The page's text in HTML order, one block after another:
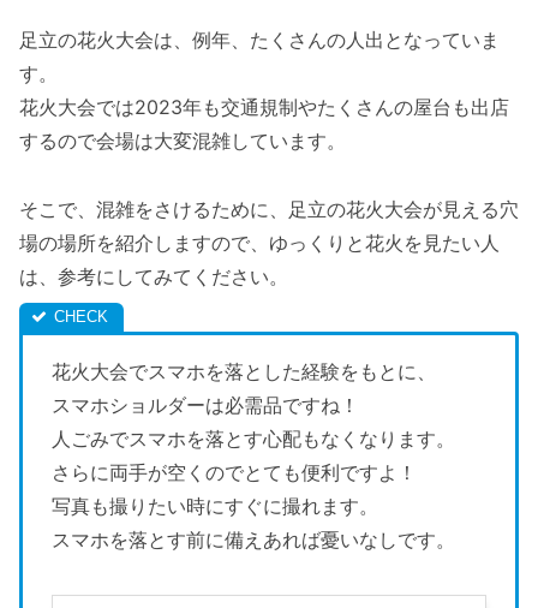
足立の花火大会は、例年、たくさんの人出となっていま
す。
花火大会では2023年も交通規制やたくさんの屋台も出店
するので会場は大変混雑しています。
そこで、混雑をさけるために、足立の花火大会が見える穴
場の場所を紹介しますので、ゆっくりと花火を見たい人
は、参考にしてみてください。
花火大会でスマホを落とした経験をもとに、
スマホショルダーは必需品ですね！
人ごみでスマホを落とす心配もなくなります。
さらに両手が空くのでとても便利ですよ！
写真も撮りたい時にすぐに撮れます。
スマホを落とす前に備えあれば憂いなしです。